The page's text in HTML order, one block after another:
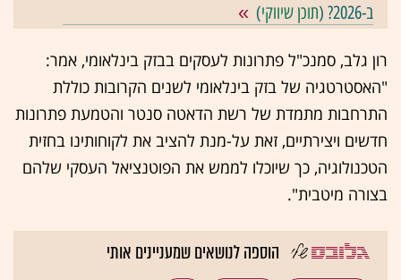
ב-2026? (
תוכן שיווקי)
רון גלב, סמנכ"ל פתרונות לעסקים בבזק בינלאומי, אמר:
"האסטרטגיה של בזק בינלאומי לשנים הקרובות כוללת
התרחבות מתמדת של רשת הדאטה סנטר והטמעת פתרונות
חדשים ויצירתיים, זאת על-מנת להציב את לקוחותינו בחזית
הטכנולוגיה, כך שיוכלו לממש את הפוטנציאל העסקי שלהם
בצורה מיטבית".
הוספה לנושאים שמעניינים אותי